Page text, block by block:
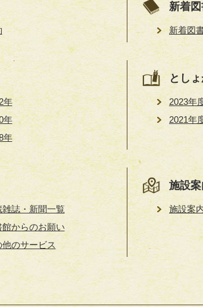
新着
新着図
年
年
年
とし
2023年
2021年
雑誌・新聞一覧
館からのお願い
のサービス
施設案
施設案